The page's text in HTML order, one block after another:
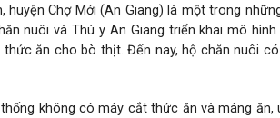
huyện Chợ Mới (An Giang) là một trong
nuôi và Thú y An Giang triển khai mô hình
ăn cho bò thịt. Đến nay, hộ chăn nuôi có
không có máy cắt thức ăn và máng ăn,